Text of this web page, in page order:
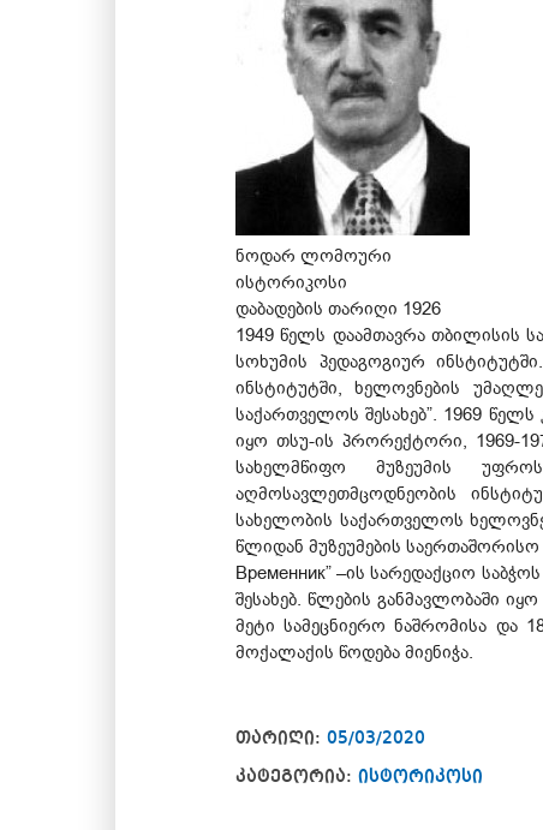
ნოდარ ლომოური
ისტორიკოსი
დაბადების თარიღი 1926
1949 წელს დაამთავრა თბილისის
სოხუმის პედაგოგიურ
ინსტიტუტში, ხელოვნების
საქართველოს შესახებ”. 1969
იყო თსუ-ის პრორექტორი, 1969-
სახელმწიფო მუზეუმის
აღმოსავლეთმცოდნეობის
სახელობის საქართველოს
წლიდან მუზეუმების
Временник” –ის სარედაქციო
შესახებ. წლების განმავლობაში
მეტი სამეცნიერო ნაშრომისა
მოქალაქის წოდება მიენიჭა.
თარიღი: 05/03/2020
კატეგორია: ისტორიკოსი